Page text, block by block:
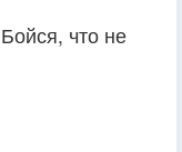
что не